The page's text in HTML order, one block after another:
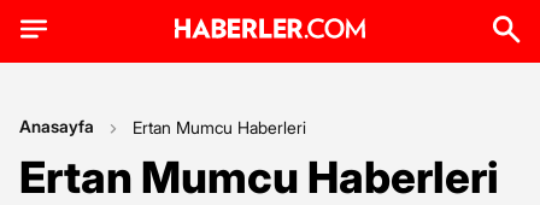
Anasayfa Ertan Mumcu Haberleri
Ertan Mumcu Haberleri